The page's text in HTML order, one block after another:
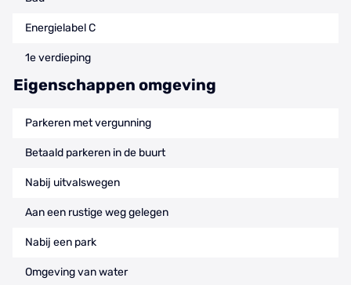
Energielabel C
1e verdieping
Eigenschappen omgeving
Parkeren met vergunning
Betaald parkeren in de buurt
Nabij uitvalswegen
Aan een rustige weg gelegen
Nabij een park
Omgeving van water